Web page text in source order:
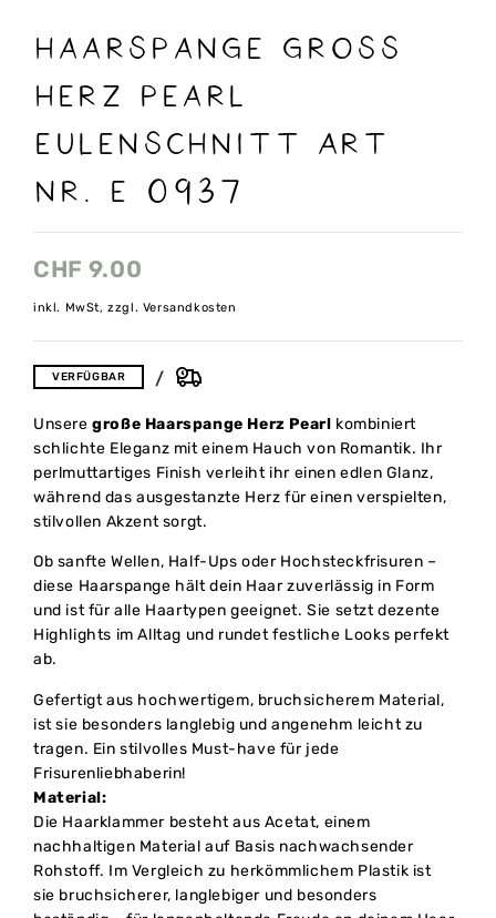
Haarspange gross
Herz Pearl
Eulenschnitt Art
nr. E 0937
CHF 9.00
inkl. MwSt, zzgl. Versandkosten
VERFÜGBAR
Unseregroße Haarspange Herz Pearl kombiniert
schlichte Eleganz mit einem Hauch von Romantik. Ihr
perlmuttartiges Finish verleiht ihr einen edlen Glanz,
während das ausgestanzte Herz für einen verspielten,
stilvollen Akzent sorgt.
Ob sanfte Wellen, Half-Ups oder Hochsteckfrisuren –
diese Haarspange hält dein Haar zuverlässig in Form
und ist für alle Haartypen geeignet. Sie setzt dezente
Highlights im Alltag und rundet festliche Looks perfekt
ab.
Gefertigt aus hochwertigem, bruchsicherem Material,
ist sie besonders langlebig und angenehm leicht zu
tragen. Ein stilvolles Must-have für jede
Frisurenliebhaberin!
Material:
Die Haarklammer besteht aus Acetat, einem
nachhaltigen Material auf Basis nachwachsender
Rohstoff. Im Vergleich zu herkömmlichem Plastik ist
sie bruchsicherer, langlebiger und besonders